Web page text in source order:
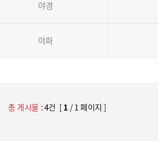
야경
야화
총 게시물 :4 건 [1 / 1 페이지 ]